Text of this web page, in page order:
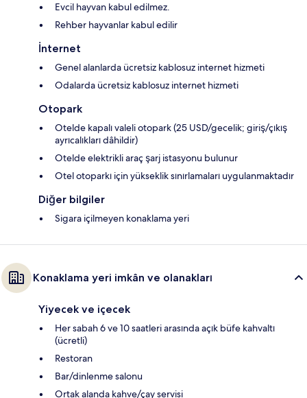
Evcil hayvan kabul edilmez.
Rehber hayvanlar kabul edilir
İnternet
Genel alanlarda ücretsiz kablosuz internet hizmeti
Odalarda ücretsiz kablosuz internet hizmeti
Otopark
Otelde kapalı valeli otopark (25 USD/gecelik; giriş/çıkış
ayrıcalıkları dâhildir)
Otelde elektrikli araç şarj istasyonu bulunur
Otel otoparkı için yükseklik sınırlamaları uygulanmaktadır
Diğer bilgiler
Sigara içilmeyen konaklama yeri
Konaklama yeri imkân ve olanakları
Yiyecek ve içecek
Her sabah 6 ve 10 saatleri arasında açık büfe kahvaltı
(ücretli)
Restoran
Bar/dinlenme salonu
Ortak alanda kahve/çay servisi